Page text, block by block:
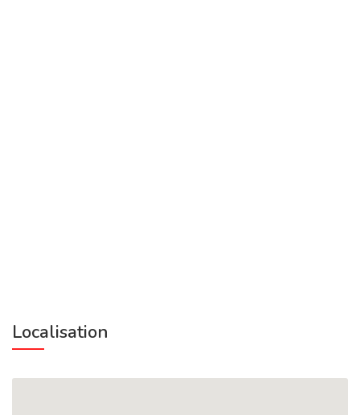
Localisation